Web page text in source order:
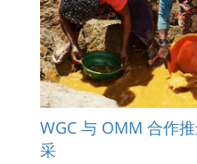
WGC 与 OMM 合作
采